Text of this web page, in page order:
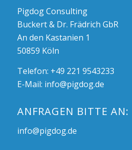
Pigdog Consulting
Buckert & Dr. Frädrich GbR
An den Kastanien 1
50859 Köln
Telefon: +49 221 9543233
E-Mail: info@pigdog.de
ANFRAGEN BITTE AN:
info@pigdog.de